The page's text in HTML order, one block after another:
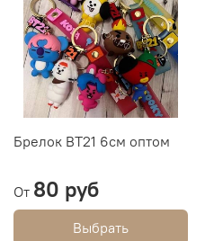
Брелок BT21 6см оптом
От 80 руб
Выбрать